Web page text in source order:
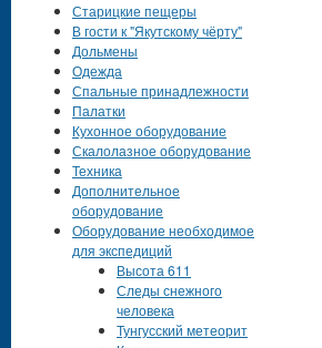
Старицкие пещеры
В гости к "Якутскому чёрту"
Дольмены
Одежда
Спальные принадлежности
Палатки
Кухонное оборудование
Скалолазное оборудование
Техника
Дополнительное
оборудование
Оборудование необходимое
для экспедиций
Высота 611
Следы снежного
человека
Тунгусский метеорит